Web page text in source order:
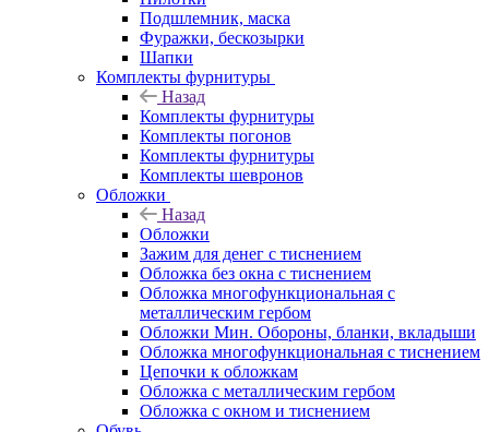
Подшлемник, маска
Фуражки, бескозырки
Шапки
Комплекты фурнитуры
Назад
Комплекты фурнитуры
Комплекты погонов
Комплекты фурнитуры
Комплекты шевронов
Обложки
Назад
Обложки
Зажим для денег с тиснением
Обложка без окна с тиснением
Обложка многофункциональная с
металлическим гербом
Обложки Мин. Обороны, бланки, вкладыши
Обложка многофункциональная с тиснением
Цепочки к обложкам
Обложка с металлическим гербом
Обложка с окном и тиснением